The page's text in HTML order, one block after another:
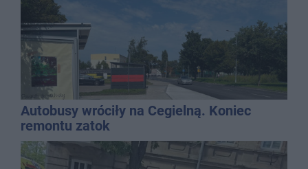
Autobusy wróciły na Cegielną. Koniec
remontu zatok